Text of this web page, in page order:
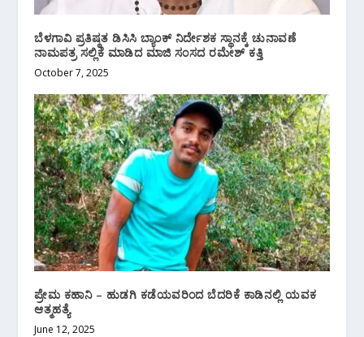
ಬೆಳಗಾವಿ ಪ್ರತಿಷ್ಠತ ಡಿಸಿಸಿ ಬ್ಯಾಂಕ್ ನಿರ್ದೇಶಕ ಸ್ಥಾನಕ್ಕೆ ಚುನಾವಣೆ
ನಾಮಪತ್ರ ಸಲ್ಲಿಕೆ ಮಾಡಿದ ಮಾಜಿ ಸಂಸದ ರಮೇಶ್ ಕತ್ತಿ
October 7, 2025
ಪ್ರೇಮ ಕಹಾನಿ – ಹುಡಗಿ ಕಡೆಯವರಿಂದ ಬೆದರಿಕೆ ಕಾಡಿನಲ್ಲಿ ಯವಕ
ಆತ್ಮಹತ್ಯೆ
June 12, 2025